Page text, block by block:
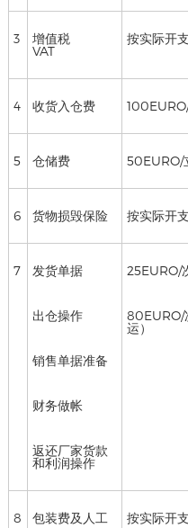
3
增值税
VAT
按实际开
4 收货入仓费
5 仓储费 50EURO/
6 货物损毁保险 按实际开
7 发货单据
出仓操作
销售单据准备
财务做帐
返还厂家货款
和利润操作
25EURO/
80EURO/
运）
8 包装费及人工 按实际开